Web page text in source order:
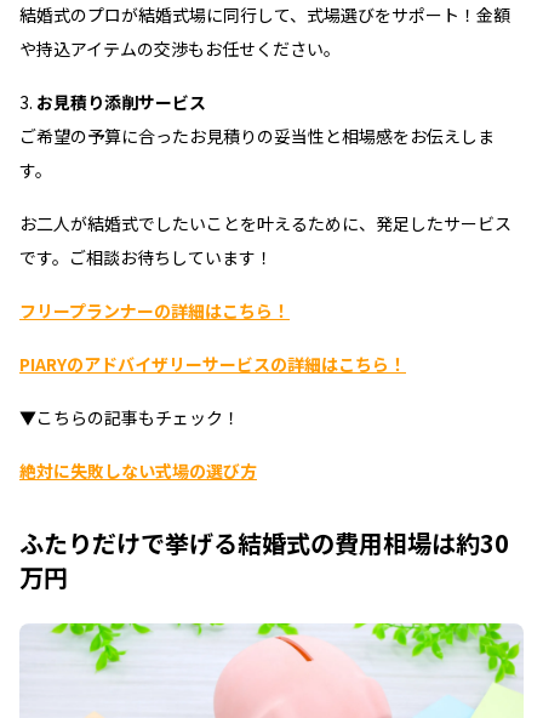
結婚式のプロが結婚式場に同行して、式場選びをサポート！金額
や持込アイテムの交渉もお任せください。
お見積り添削サービス
ご希望の予算に合ったお見積りの妥当性と相場感をお伝えしま
す。
お二人が結婚式でしたいことを叶えるために、発足したサービス
です。ご相談お待ちしています！
フリープランナーの詳細はこちら！
PIARYのアドバイザリーサービスの詳細はこちら！
▼こちらの記事もチェック！
絶対に失敗しない式場の選び方
ふたりだけで挙げる結婚式の費用相場は約30
万円